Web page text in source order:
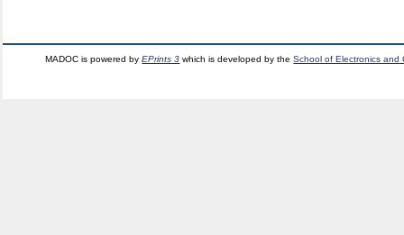
MADOC is powered byEPrints 3 which is developed by theSchool of Electronics and